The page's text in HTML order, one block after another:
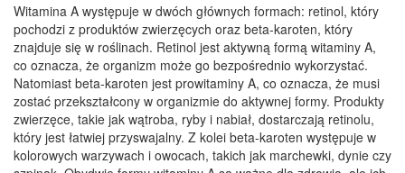
Witamina A występuje w dwóch głównych formach: retinol, który
pochodzi z produktów zwierzęcych oraz beta-karoten, który
znajduje się w roślinach. Retinol jest aktywną formą witaminy A,
co oznacza, że organizm może go bezpośrednio wykorzystać.
Natomiast beta-karoten jest prowitaminy A, co oznacza, że musi
zostać przekształcony w organizmie do aktywnej formy. Produkty
zwierzęce, takie jak wątroba, ryby i nabiał, dostarczają retinolu,
który jest łatwiej przyswajalny. Z kolei beta-karoten występuje w
kolorowych warzywach i owocach, takich jak marchewki, dynie czy